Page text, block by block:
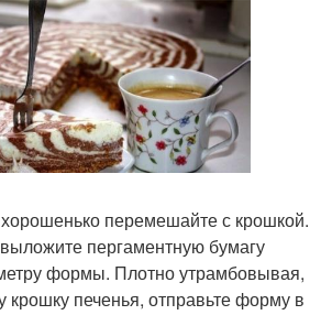
перемешайте с крошкой.
пергаментную бумагу
формы. Плотно утрамбовывая,
печенья, отправьте форму в